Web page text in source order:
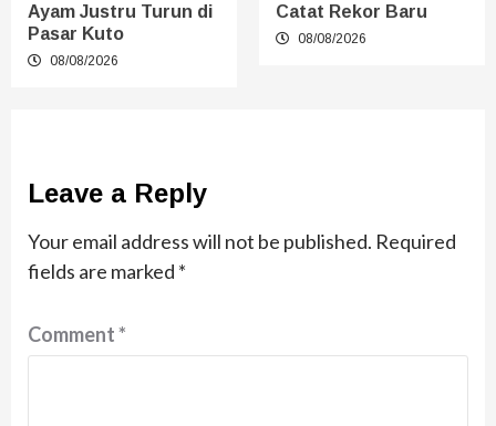
Ayam Justru Turun di
Pasar Kuto
08/08/2026
Catat Rekor Baru
08/08/2026
Leave a Reply
Your email address will not be published. Required
fields are marked *
Comment*